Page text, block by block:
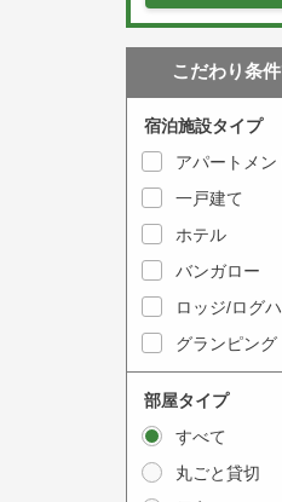
w
e
t
o
t
e
a
c
t
w
a
r
w
k
t
o
n
t
e
r
a
こだわり条
宿泊施設タイプ
アパートメ
一戸建て
ホテル
バンガロー
ロッジ/ログ
グランピング
部屋タイプ
すべて
丸ごと貸切